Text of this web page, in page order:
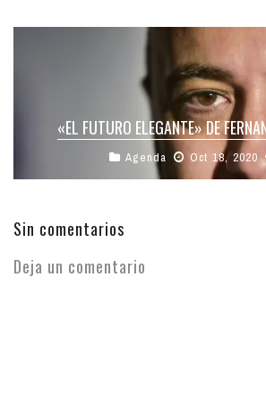
«EL FUTURO ELEGANTE» DE
Agenda Oct 18, 2020
Sin comentarios
Deja un comentario